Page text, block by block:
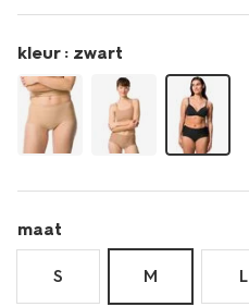
elastaan-
kant-
21500306.html
kleur : zwart
maat
S M L